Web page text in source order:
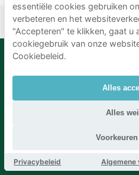
essentiële cookies gebruiken
verbeteren en het
"Accepteren" te klikken, gaat u
cookiegebruik van onze
Cookiebeleid.
Alles
Alles
Privacybeleid Algemene